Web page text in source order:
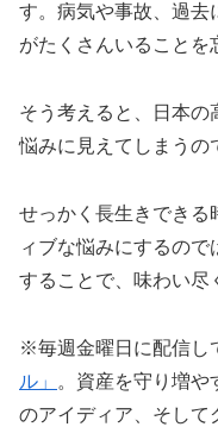
す。病気や事故、過去
がたくさんいることを
そう考えると、日本の
悩みに見えてしまうの
せっかく長生きできる
ィブな悩みにするので
することで、味わい尽
※毎週金曜日に配信し
ル」
。資産を守り増や
のアイディア、そして